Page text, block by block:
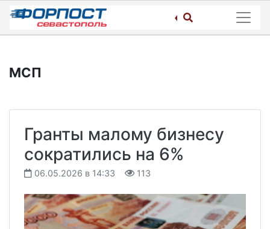
Skip
content
МСП
Гранты малому бизнесу
сократились на 6%
06.05.2026 в 14:33 113